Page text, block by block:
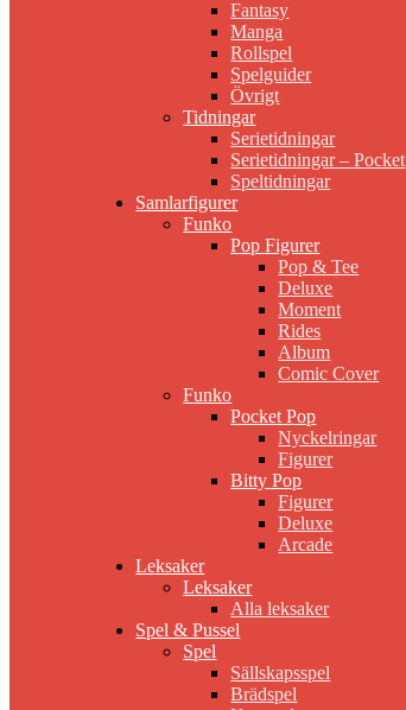
Fantasy
Manga
Rollspel
Spelguider
Övrigt
Tidningar
Serietidningar
Serietidningar – Pocket
Speltidningar
Samlarfigurer
Funko
Pop Figurer
Pop & Tee
Deluxe
Moment
Rides
Album
Comic Cover
Funko
Pocket Pop
Nyckelringar
Figurer
Bitty Pop
Figurer
Deluxe
Arcade
Leksaker
Leksaker
Alla leksaker
Spel & Pussel
Spel
Sällskapsspel
Brädspel